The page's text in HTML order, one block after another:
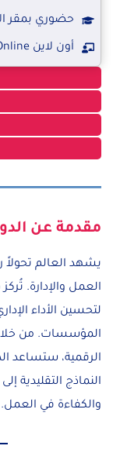
حضوري بمقر
أون لاين Online
مقدمة عن
يشهد العالم
العمل والإدارة.
لتحسين الأداء
المؤسسات. من
الرقمية، ستساعد
النماذج التقليدية
والكفاءة في العمل.